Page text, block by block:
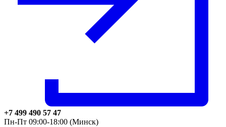
+7 499 490 57 47
Пн-Пт 09:00-18:00 (Минск)